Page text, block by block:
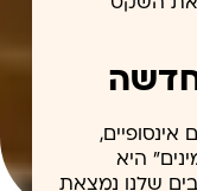
את השקט
אינסופיים,
היא
שלנו נמצאת